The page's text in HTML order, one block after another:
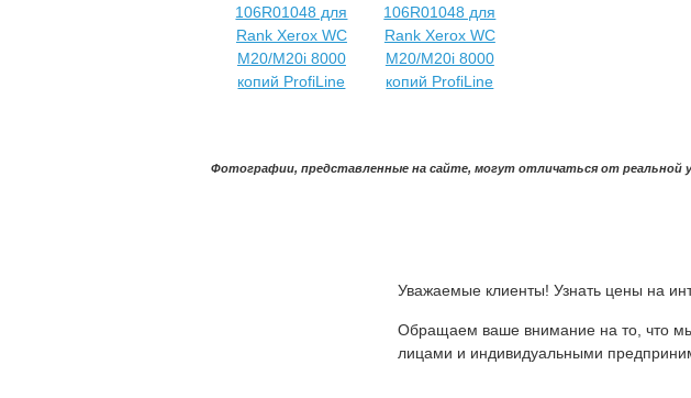
Фотографии, представленные на сайте, могут отличаться от реальной
Уважаемые клиенты! Узнать цены на
Обращаем ваше внимание на то, что
лицами и индивидуальными